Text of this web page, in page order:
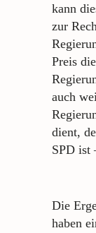
kann
zur
Preis
auch
dient,
SPD ist
Die
haben